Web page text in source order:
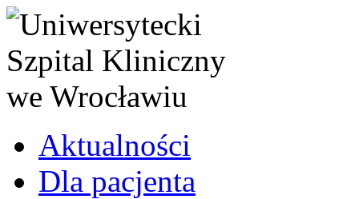
Aktualności
Dla pacjenta